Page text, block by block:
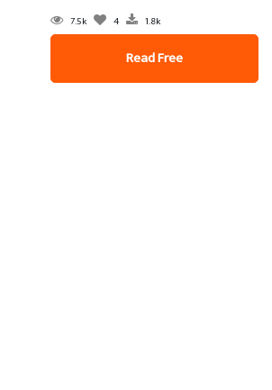
7.5k 4 1.8k
Read Free